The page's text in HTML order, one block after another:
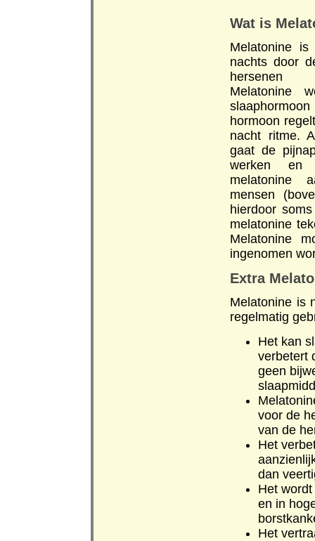
Wat is
Melatonine
nachts door
hersenen
Melatonine
hormoon
nacht ritme.
gaat de
werken en
melatonine
mensen
hierdoor
melatonine
Melatonine
ingenomen
Extra
Melatonine is
regelmatig
Het kan
verbetert
geen
voor de
van de
Het
dan
Het
en in
Het